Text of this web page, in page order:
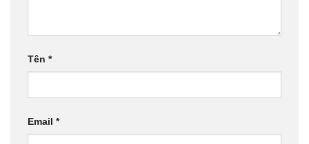
Tên *
Email *